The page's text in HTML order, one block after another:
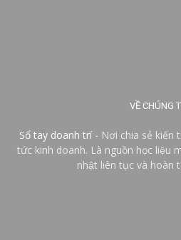
VỀ CHÚNG
Sổ tay doanh trí - Nơi chia sẻ kiến
tức kinh doanh. Là nguồn học liệu
nhật liên tục và hoàn